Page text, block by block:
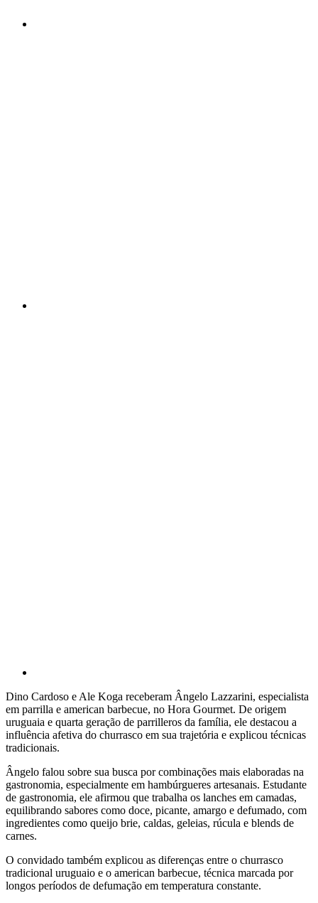
Dino Cardoso e Ale Koga receberam Ângelo Lazzarini, especialista
em parrilla e american barbecue, no Hora Gourmet. De origem
uruguaia e quarta geração de parrilleros da família, ele destacou a
influência afetiva do churrasco em sua trajetória e explicou técnicas
tradicionais.
Ângelo falou sobre sua busca por combinações mais elaboradas na
gastronomia, especialmente em hambúrgueres artesanais. Estudante
de gastronomia, ele afirmou que trabalha os lanches em camadas,
equilibrando sabores como doce, picante, amargo e defumado, com
ingredientes como queijo brie, caldas, geleias, rúcula e blends de
carnes.
O convidado também explicou as diferenças entre o churrasco
tradicional uruguaio e o american barbecue, técnica marcada por
longos períodos de defumação em temperatura constante.